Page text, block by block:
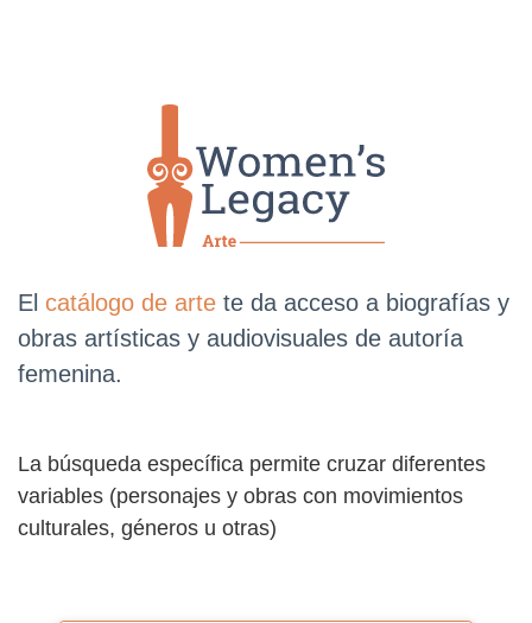
El catálogo de arte te da acceso a biografías y
obras artísticas y audiovisuales de autoría
femenina.
La búsqueda específica permite cruzar diferentes
variables (personajes y obras con movimientos
culturales, géneros u otras)